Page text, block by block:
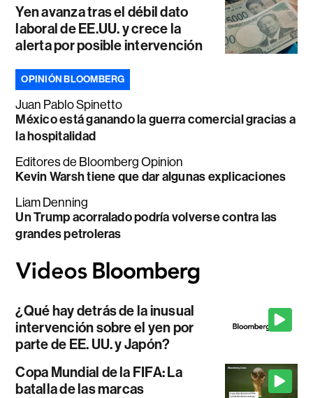
Yen avanza tras el débil dato
laboral de EE.UU. y crece la
alerta por posible intervención
OPINIÓN BLOOMBERG
Juan Pablo Spinetto
México está ganando la guerra comercial gracias a
la hospitalidad
Editores de Bloomberg Opinion
Kevin Warsh tiene que dar algunas explicaciones
Liam Denning
Un Trump acorralado podría volverse contra las
grandes petroleras
¿Qué hay detrás de la inusual
intervención sobre el yen por
parte de EE. UU. y Japón?
Copa Mundial de la FIFA: La
batalla de las marcas